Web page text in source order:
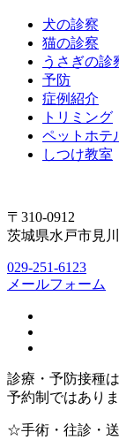
犬の診察
猫の診察
うさぎの診
予防
症例紹介
トリミング
ペットホテ
しつけ教室
〒310-0912
茨城県水戸市見
029-251-6123
メールフォーム
診療・予防接種は
予約制ではあり
☆手術・往診・送